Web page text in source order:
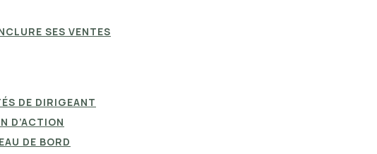
SES VENTES
DE DIRIGEANT
D’ACTION
DE BORD